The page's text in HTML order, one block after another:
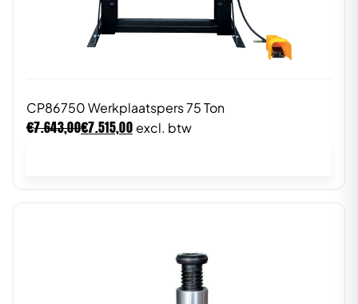
CP86750 Werkplaatspers 75 Ton
€7.643,00€7.515,00 excl. btw